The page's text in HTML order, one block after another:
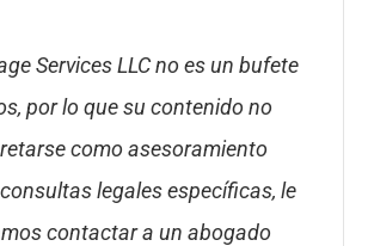
Services LLC no es un bufete
por lo que su contenido no
como asesoramiento
legales específicas, le
contactar a un abogado